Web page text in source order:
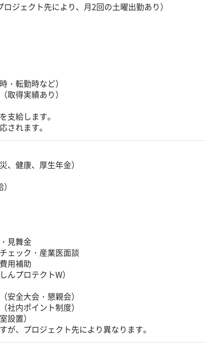
ジェクト先により、月2回の土曜出勤あり）
・転勤時など）
取得実績あり）
支給します。
されます。
、健康、厚生年金）
見舞金
ェック・産業医面談
用補助
んプロテクトW）
安全大会・懇親会）
社内ポイント制度）
設置）
、プロジェクト先により異なります。